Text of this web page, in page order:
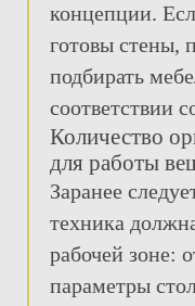
концепции.
готовы стены,
подбирать
соответствии
Количество
для работы
Заранее
техника
рабочей зоне:
параметры